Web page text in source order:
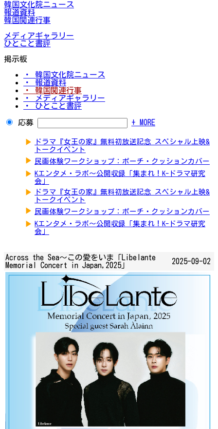
韓国文化院ニュース
報道資料
韓国関連行事
メディアギャラリー
ひとこと書評
掲示板
・ 韓国文化院ニュース
・ 報道資料
・ 韓国関連行事
・ メディアギャラリー
・ ひとこと書評
応募 + MORE
▶
ドラマ『女王の家』無料初放送記念 スペシャル上映&
トークイベント
▶ 民画体験ワークショップ：ポーチ・クッションカバー
▶ Kエンタメ・ラボ～公開収録「集まれ！K-ドラマ研究
会」
▶
ドラマ『女王の家』無料初放送記念 スペシャル上映&
トークイベント
▶ 民画体験ワークショップ：ポーチ・クッションカバー
▶ Kエンタメ・ラボ～公開収録「集まれ！K-ドラマ研究
会」
Across the Sea～この愛をいま「Libelante
Memorial Concert in Japan,2025」
2025-09-02